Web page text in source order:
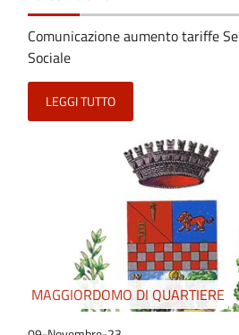
Comunicazione aumento tariffe
Sociale
LEGGI TUTTO
MAGGIORDOMO DI QUARTIERE